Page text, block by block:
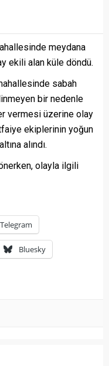
meydana
ekili alan küle döndü.
sabah
bir nedenle
vermesi üzerine olay
ekiplerinin yoğun
alındı.
olayla ilgili
Telegram
Bluesky